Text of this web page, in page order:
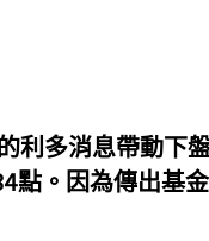
利多消息帶動下
點。因為傳出基